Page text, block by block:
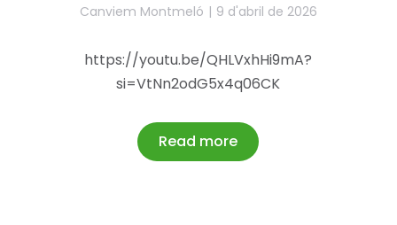
Canviem Montmeló 9 d'abril de 2026
https://youtu.be/QHLVxhHi9mA?
si=VtNn2odG5x4q06CK
Read more